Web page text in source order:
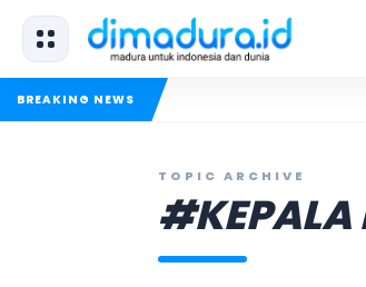
BREAKING NEWS
TOPIC ARCHIVE
#KEPALA